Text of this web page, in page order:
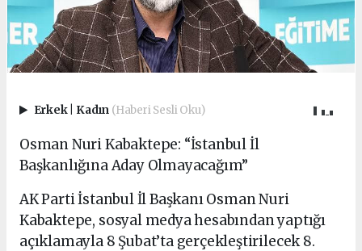
Erkek Kadın (Haberi Sesli Oku)
Osman Nuri Kabaktepe: “İstanbul İl
Başkanlığına Aday Olmayacağım”
AK Parti İstanbul İl Başkanı Osman Nuri
Kabaktepe, sosyal medya hesabından yaptığı
açıklamayla 8 Şubat’ta gerçekleştirilecek 8.